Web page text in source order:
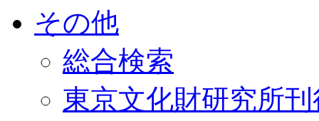
その他
総合検索
東京文化財研究所